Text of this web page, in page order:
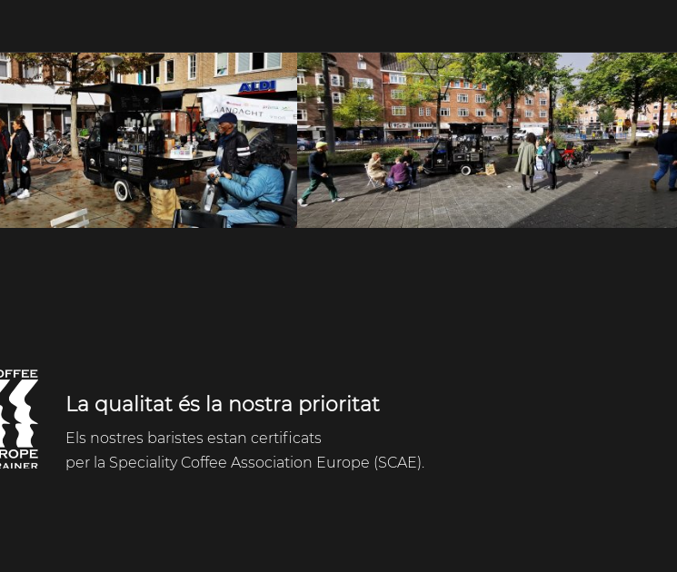
La qualitat és la nostra prioritat
Els nostres baristes estan certificats
per la Speciality Coffee Association Europe (SCAE).